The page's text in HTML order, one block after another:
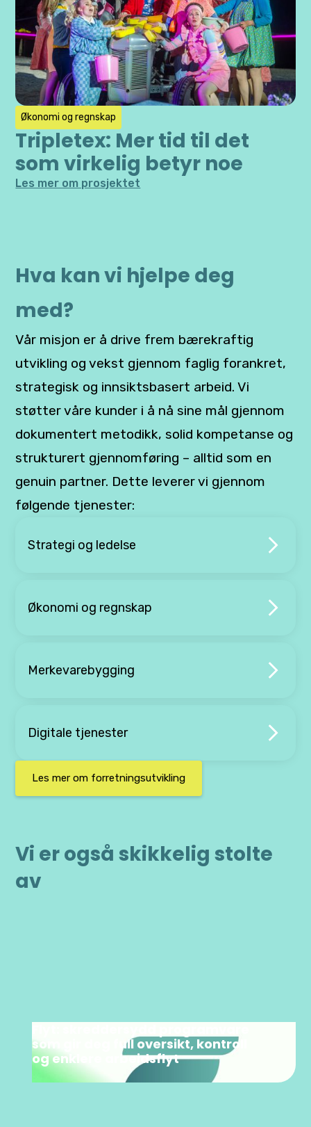
Økonomi og regnskap
Tripletex: Mer tid til det
som virkelig betyr noe
Les mer om prosjektet
Hva kan vi hjelpe deg
med?
Vår misjon er å drive frem bærekraftig
utvikling og vekst gjennom faglig forankret,
strategisk og innsiktsbasert arbeid. Vi
støtter våre kunder i å nå sine mål gjennom
dokumentert metodikk, solid kompetanse og
strukturert gjennomføring – alltid som en
genuin partner. Dette leverer vi gjennom
følgende tjenester:
Strategi og ledelse
Økonomi og regnskap
Merkevarebygging
Digitale tjenester
Les mer om forretningsutvikling
Vi er også skikkelig stolte
av
som gir deg full oversikt, kontroll
og enklere arbeidsflyt